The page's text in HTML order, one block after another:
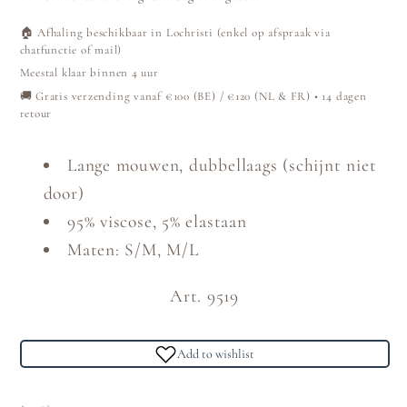
-
Burgundy
-
🏠 Afhaling beschikbaar in Lochristi (enkel op afspraak via
chatfunctie of mail)
Meestal klaar binnen 4 uur
🚚 Gratis verzending vanaf €100 (BE) / €120 (NL & FR) • 14 dagen
retour
Lange mouwen, dubbellaags (schijnt niet
door)
95% viscose, 5% elastaan
Maten: S/M, M/L
Art. 9519
Add to wishlist